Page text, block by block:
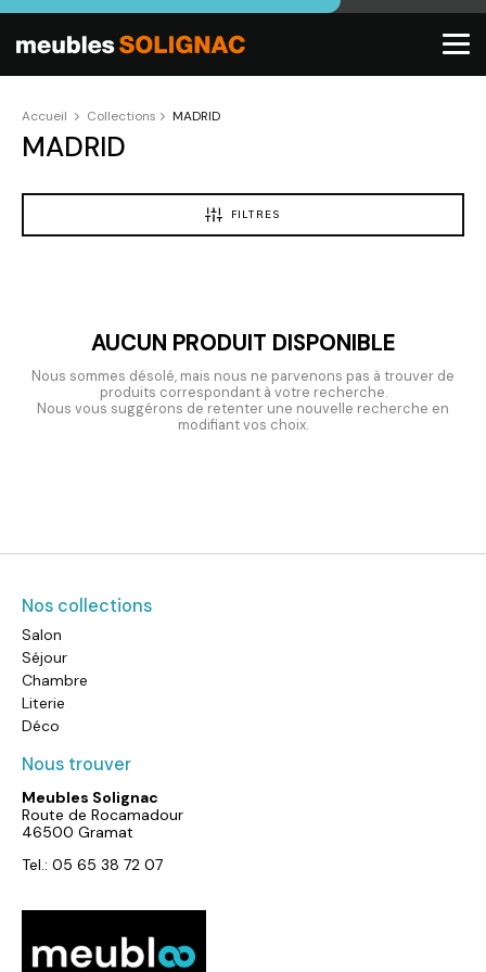
Accueil Collections MADRID
MADRID
FILTRES
AUCUN PRODUIT DISPONIBLE
Nous sommes désolé, mais nous ne parvenons pas à trouver de
produits correspondant à votre recherche.
Nous vous suggérons de retenter une nouvelle recherche en
modifiant vos choix.
Nos collections
Salon
Séjour
Chambre
Literie
Déco
Nous trouver
Meubles Solignac
Route de Rocamadour
46500 Gramat
Tel.: 05 65 38 72 07